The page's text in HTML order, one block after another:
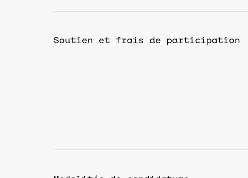
Soutien et frais de participation